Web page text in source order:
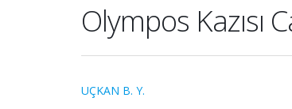
Olympos Kazısı
UÇKAN B. Y.